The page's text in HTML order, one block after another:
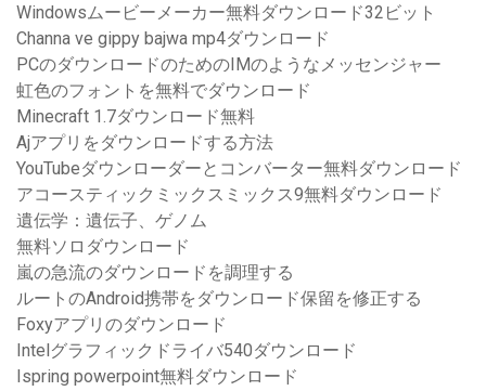
Windowsムービーメーカー無料ダウンロード32ビット
Channa ve gippy bajwa mp4ダウンロード
PCのダウンロードのためのIMのようなメッセンジャー
虹色のフォントを無料でダウンロード
Minecraft 1.7ダウンロード無料
Ajアプリをダウンロードする方法
YouTubeダウンローダーとコンバーター無料ダウンロード
アコースティックミックスミックス9無料ダウンロード
遺伝学：遺伝子、ゲノム
無料ソロダウンロード
嵐の急流のダウンロードを調理する
ルートのAndroid携帯をダウンロード保留を修正する
Foxyアプリのダウンロード
Intelグラフィックドライバ540ダウンロード
Ispring powerpoint無料ダウンロード